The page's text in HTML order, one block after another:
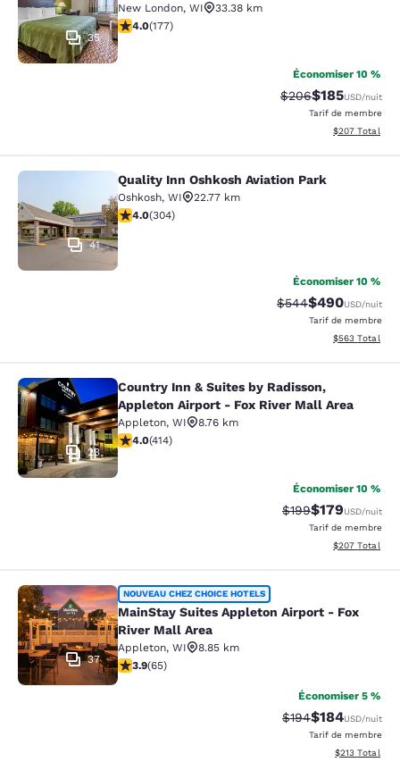
35
New London, WI
33.38 km
4.03 étoiles. Très bon. 177 commentaires
4.0(177)
Économiser 10 %
Tarif barré :
$206Tarif réduit :
$185USD/nuit
Tarif de membre
Afficher les
$207 Total
Quality Inn Oshkosh Aviation Park
41
Quality Inn Oshkosh Aviation Park
Oshkosh, WI
22.77 km
4.01 étoiles. Très bon. 304 commentaires
4.0(304)
Économiser 10 %
Tarif barré :
$544Tarif réduit :
$490USD/nuit
Tarif de membre
Afficher les
$563 Total
Country Inn & Suites by Radisson,
23
Country Inn & Suites by Radisson,
Appleton Airport - Fox River Mall Area
Appleton, WI
8.76 km
3.96 étoiles. Bien. 414 commentaires
4.0(414)
Économiser 10 %
Tarif barré :
$199Tarif réduit :
$179USD/nuit
Tarif de membre
Afficher les
$207 Total
MainStay Suites Appleton Airport -
37
NOUVEAU CHEZ CHOICE HOTELS
MainStay Suites Appleton Airport - Fox
River Mall Area
Appleton, WI
8.85 km
3.88 étoiles. Bien. 65 commentaires
3.9(65)
Économiser 5 %
Tarif barré :
$194Tarif réduit :
$184USD/nuit
Tarif de membre
Afficher les
$213 Total